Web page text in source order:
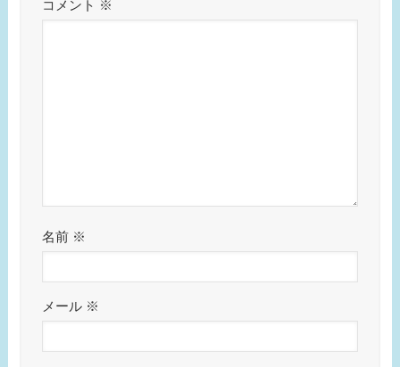
コメント ※
名前 ※
メール ※